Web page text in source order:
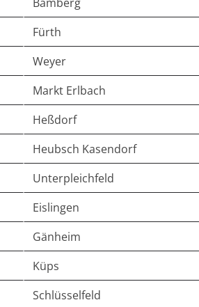
Fürth
Weyer
Markt Erlbach
Heßdorf
Heubsch Kasendorf
Unterpleichfeld
Eislingen
Gänheim
Küps
Schlüsselfeld